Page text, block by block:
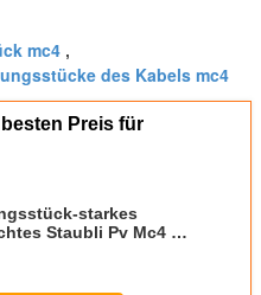
mc4 ,
des Kabels mc4
Preis für
starkes
Staubli Pv Mc4 PV